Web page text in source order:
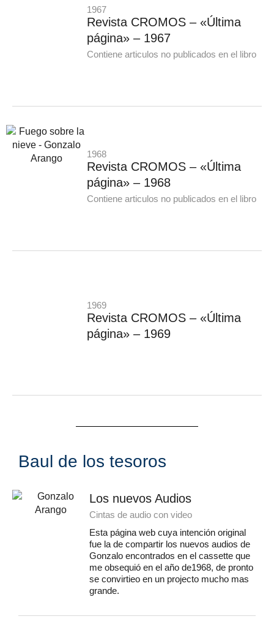
1967
Revista CROMOS – «Última
página» – 1967
Contiene articulos no publicados en el libro
1968
Revista CROMOS – «Última
página» – 1968
Contiene articulos no publicados en el libro
1969
Revista CROMOS – «Última
página» – 1969
Baul de los tesoros
Los nuevos Audios
Cintas de audio con video
Esta página web cuya intención original
fue la de compartir los nuevos audios de
Gonzalo encontrados en el cassette que
me obsequió en el año de1968, de pronto
se convirtieo en un projecto mucho mas
grande.